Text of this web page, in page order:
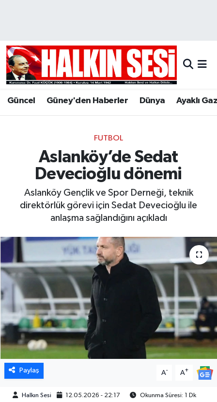
Güncel Güney'den Haberler Dünya Ayaklı
FUTBOL
Aslanköy’de Sedat
Devecioğlu dönemi
Aslanköy Gençlik ve Spor Derneği, teknik
direktörlük görevi için Sedat Devecioğlu ile
anlaşma sağlandığını açıkladı
Paylaş A- A+
Halkın Sesi 12.05.2026 - 22:17 Okunma Süresi: 1 Dk
Hava Durumu
Trafik Durumu
Son Dakika Haberleri